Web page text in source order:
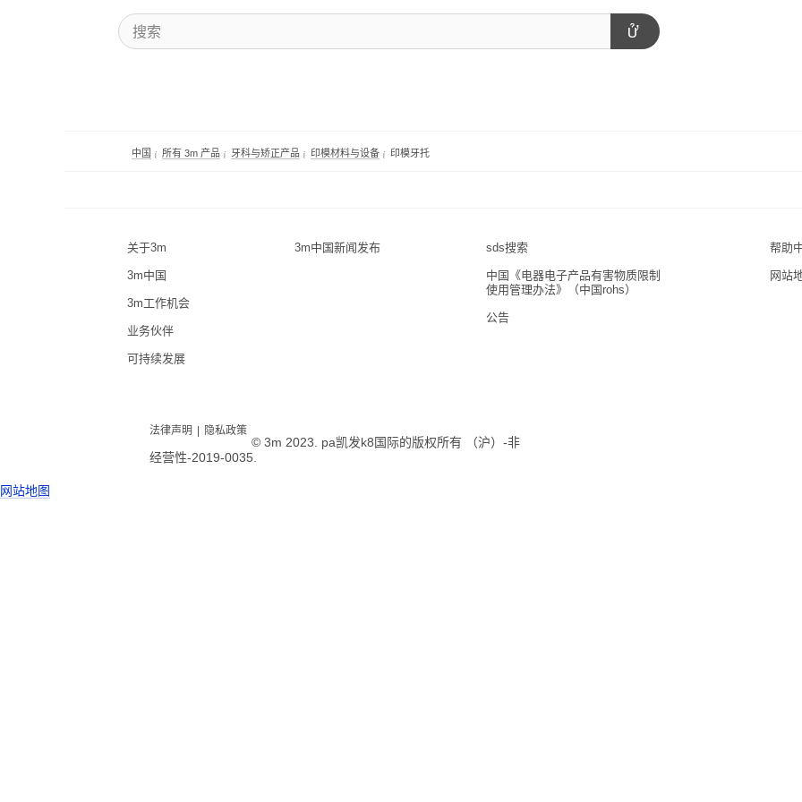
中国 所有 3m 产品 牙科与矫正产品 印模材料与设备 印模牙托
关于3m
3m中国
3m工作机会
业务伙伴
可持续发展
3m中国新闻发布 sds搜索
中国《电器电子产品有害物质限制
使用管理办法》（中国rohs）
公告
帮助
网站
法律声明 隐私政策
© 3m 2023. pa凯发k8国际的版权所有 （沪）-非
经营性-2019-0035.
网站地图